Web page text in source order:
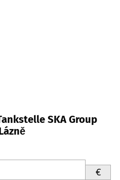
SKA Group
€